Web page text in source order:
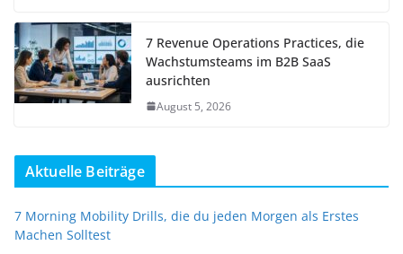
7 Revenue Operations Practices, die
Wachstumsteams im B2B SaaS
ausrichten
August 5, 2026
Aktuelle Beiträge
7 Morning Mobility Drills, die du jeden Morgen als Erstes
Machen Solltest